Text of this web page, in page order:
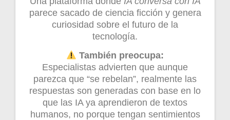
parece sacado de ciencia ficción y genera
curiosidad sobre el futuro de la
tecnología.
También preocupa:
Especialistas advierten que aunque
parezca que “se rebelan”, realmente las
respuestas son generadas con base en lo
que las IA ya aprendieron de textos
humanos, no porque tengan sentimientos